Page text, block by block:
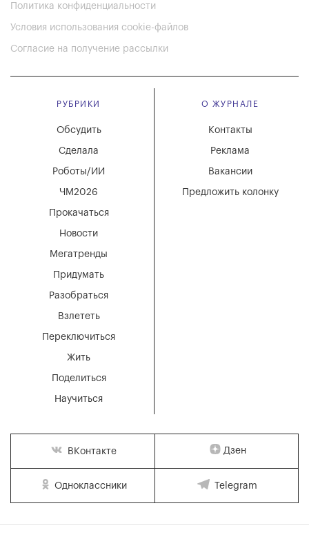
Политика конфиденциальности
Условия использования cookie-файлов
Согласие на получение рассылки
РУБРИКИ
Мегатренды
Придумать
Разобраться
Взлететь
Новости
Переключиться
Жить
Поделиться
Научиться
Обсудить
Сделала
Роботы/ИИ
ЧМ2026
Прокачаться
О ЖУРНАЛЕ
Вакансии
Реклама
Контакты
Предложить колонку
ВКонтакте Дзен
Одноклассники Telegram